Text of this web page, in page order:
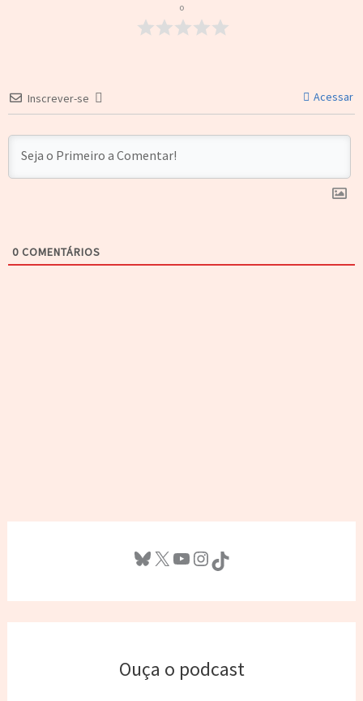
o
Inscrever-se Acessar
0 COMENTÁRIOS
Bluesky X Youtube InstagramTikTok
Ouça o podcast